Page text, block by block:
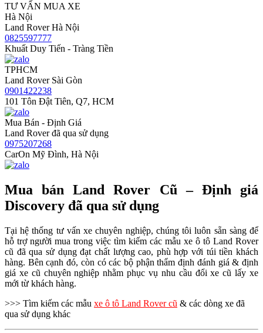
TƯ VẤN MUA XE
Hà Nội
Land Rover Hà Nội
0825597777
Khuất Duy Tiến - Tràng Tiền
TPHCM
Land Rover Sài Gòn
0901422238
101 Tôn Đật Tiên, Q7, HCM
Mua Bán - Định Giá
Land Rover đã qua sử dụng
0975207268
CarOn Mỹ Đình, Hà Nội
Mua bán Land Rover Cũ – Định giá
Discovery đã qua sử dụng
Tại hệ thống tư vấn xe chuyên nghiệp, chúng tôi luôn sẵn sàng để
hỗ trợ người mua trong việc tìm kiếm các mẫu xe ô tô Land Rover
cũ đã qua sử dụng đạt chất lượng cao, phù hợp với túi tiền khách
hàng. Bên cạnh đó, còn có các bộ phận thẩm định đánh giá & định
giá xe cũ chuyên nghiệp nhằm phục vụ nhu cầu đổi xe cũ lấy xe
mới từ khách hàng.
>>> Tìm kiếm các mẫu xe ô tô Land Rover cũ & các dòng xe đã
qua sử dụng khác